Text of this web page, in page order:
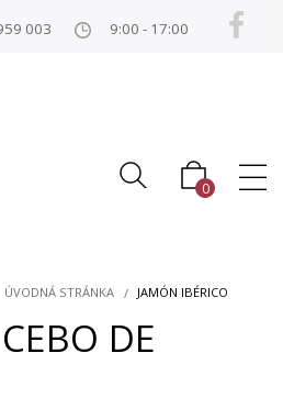
9:00 - 17:00
003
0
ÚVODNÁ STRÁNKA JAMÓN IBÉRICO
DE